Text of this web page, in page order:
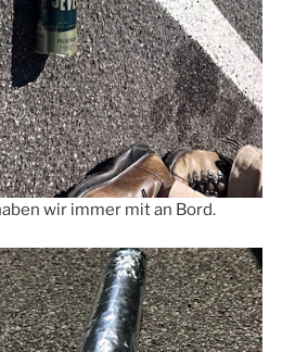
wir immer mit an Bord.